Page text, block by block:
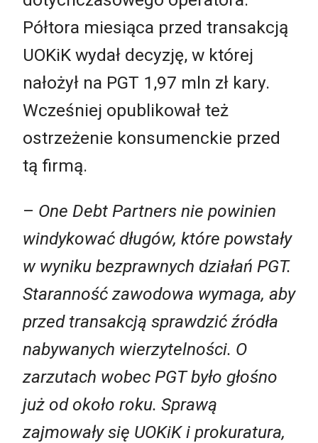
Półtora miesiąca przed transakcją
UOKiK wydał decyzję, w której
nałożył na PGT 1,97 mln zł kary.
Wcześniej opublikował też
ostrzeżenie konsumenckie przed
tą firmą.
– One Debt Partners nie powinien
windykować długów, które powstały
w wyniku bezprawnych działań PGT.
Staranność zawodowa wymaga, aby
przed transakcją sprawdzić źródła
nabywanych wierzytelności. O
zarzutach wobec PGT było głośno
już od około roku. Sprawą
zajmowały się UOKiK i prokuratura,